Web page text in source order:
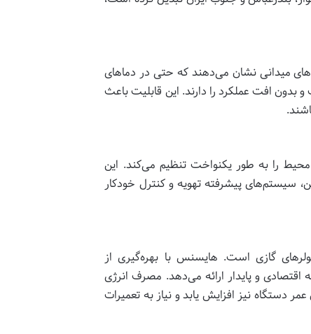
میدانی نشان می‌دهند که حتی در دماهای
و بدون افت عملکرد را دارند. این قابلیت باعث
محیط را به طور یکنواخت تنظیم می‌کند. این
پیشرفته تهویه و کنترل خودکار
گازی است. هایسنس با بهره‌گیری از
و پایدار ارائه می‌دهد. مصرف انرژی
نیز افزایش یابد و نیاز به تعمیرات